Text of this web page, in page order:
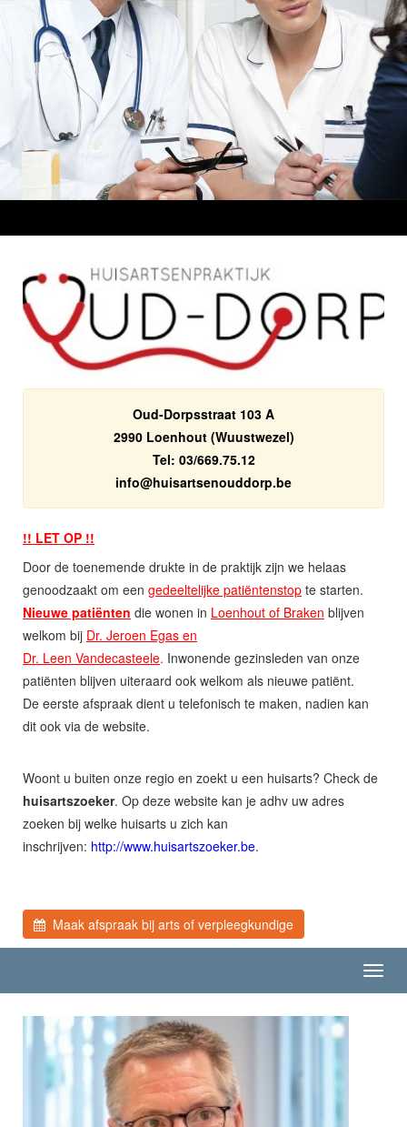
Oud-Dorpsstraat 103 A
2990 Loenhout (Wuustwezel)
Tel: 03/669.75.12
eb.prodduonestrasiuh@ofni
!! LET OP !!
Door de toenemende drukte in de praktijk zijn we helaas
genoodzaakt om een gedeeltelijke patiëntenstop te starten.
Nieuwe patiënten die wonen in Loenhout of Braken blijven
welkom bij Dr. Jeroen Egas en
Dr. Leen Vandecasteele. Inwonende gezinsleden van onze
patiënten blijven uiteraard ook welkom als nieuwe patiënt.
De eerste afspraak dient u telefonisch te maken, nadien kan
dit ook via de website.
Woont u buiten onze regio en zoekt u een huisarts? Check de
huisartszoeker. Op deze website kan je adhv uw adres
zoeken bij welke huisarts u zich kan
inschrijven: http://www.huisartszoeker.be.
Maak afspraak bij arts of verpleegkundige